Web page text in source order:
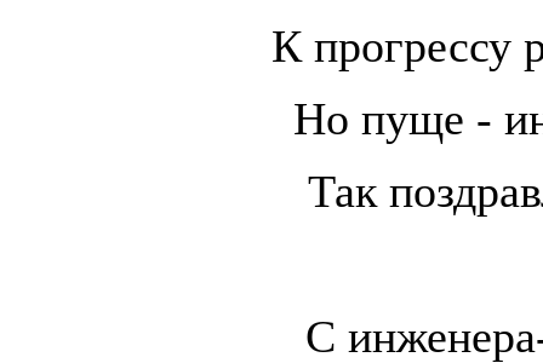
К прогрессу
Но пуще -
Так
С